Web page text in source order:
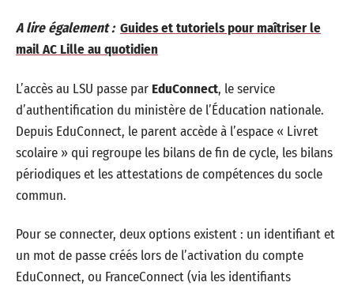
A lire également : Guides et tutoriels pour maîtriser le
mail AC Lille au quotidien
L’accès au LSU passe par EduConnect, le service
d’authentification du ministère de l’Éducation nationale.
Depuis EduConnect, le parent accède à l’espace « Livret
scolaire » qui regroupe les bilans de fin de cycle, les bilans
périodiques et les attestations de compétences du socle
commun.
Pour se connecter, deux options existent : un identifiant et
un mot de passe créés lors de l’activation du compte
EduConnect, ou FranceConnect (via les identifiants